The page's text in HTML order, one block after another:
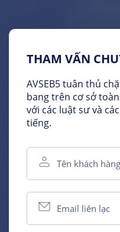
THAM VẤN
AVSEB5 tuân thủ
bang trên cơ sở
với các luật sư và
tiếng.